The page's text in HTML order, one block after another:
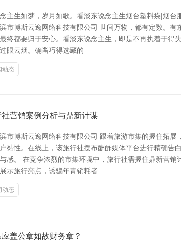
主生如梦，岁月如歌。看淡东说念主生烟台塑料袋|烟
市博斯云逸网络科技有限公司 世间万物，都有定数。
终都要归于安心。看淡东说念主生，即是不再执着于得
眼云烟。确凿巧得选藏的
动态
社营销案例分析与鼎新计谋
市博斯云逸网络科技有限公司 跟着旅游市集的握住拓
黏性。在线上，该旅行社摆布酬酢媒体平台进行精确告
与感。 在竞争浓烈的市集环境中，旅行社需握住鼎新营
示旅行亮点，诱骗年青销耗者
动态
应盖公章如故财务章？